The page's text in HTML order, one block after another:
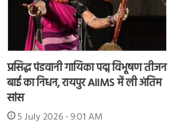
प्रसिद्ध पंडवानी गायिका पद्म विभूषण तीजन
बाई का निधन, रायपुर AIIMS में ली अंतिम
सांस
5 July 2026 - 9:01 AM